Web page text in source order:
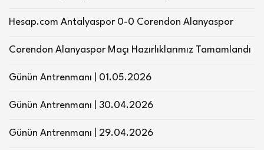
Hesap.com Antalyaspor 0-0 Corendon Alanyaspor
Corendon Alanyaspor Maçı Hazırlıklarımız Tamamlandı
Günün Antrenmanı | 01.05.2026
Günün Antrenmanı | 30.04.2026
Günün Antrenmanı | 29.04.2026